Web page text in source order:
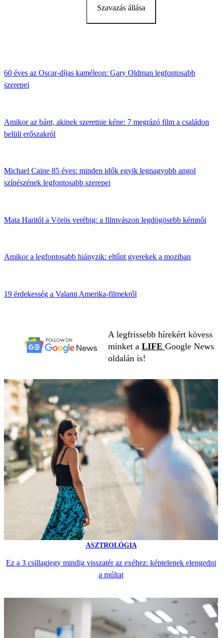
Szavazás állása
60 éves az Oscar-díjas kaméleon: Gary Oldman legfontosabb
szerepei
Amikor az bánt, akinek szeretnie kéne: 7 megrázó film a családon
belüli erőszakról
Michael Caine 85 éves: minden idők egyik legnagyobb angol
színészének legfontosabb szerepei
Mata Haritól a Vörös verébig: a filmvászon legdögösebb kémnői
Amikor a legfontosabb hiányzik: eltűnt gyerekek a moziban
19 érdekesség a Valami Amerika-filmekről
A legfrissebb hírekért kövess
minket a LIFE Google News
oldalán is!
ASZTROLÓGIA
Ez a 3 csillagjegy mindig visszatér az exéhez: képtelenek elengedni
a múltat